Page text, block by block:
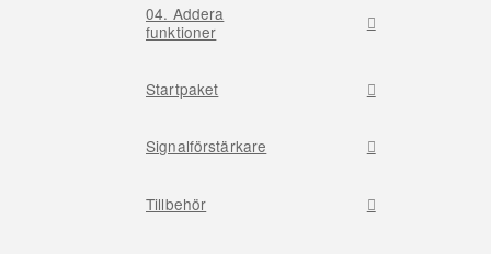
04. Addera
funktioner
Startpaket
Signalförstärkare
Tillbehör